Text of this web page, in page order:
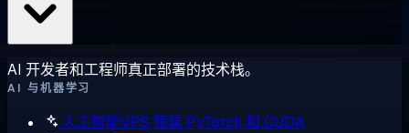
AI 开发者和工程师真正部署的技术栈。
AI 与机器学习
人工智能VPS 预装 PyTorch 和 CUDA